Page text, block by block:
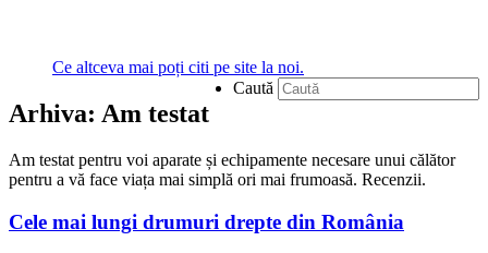
Ce altceva mai poți citi pe site la noi.
Caută
Arhiva: Am testat
Am testat pentru voi aparate și echipamente necesare unui călător
pentru a vă face viața mai simplă ori mai frumoasă. Recenzii.
Cele mai lungi drumuri drepte din România